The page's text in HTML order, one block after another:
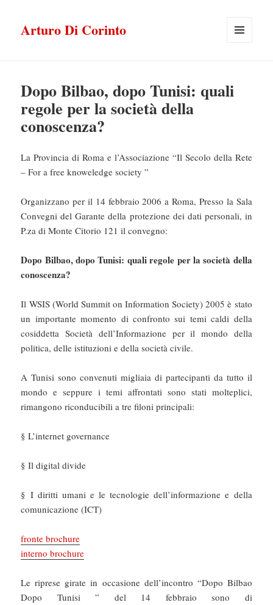
Arturo Di Corinto
Dopo Bilbao, dopo Tunisi: quali
regole per la società della
conoscenza?
La Provincia di Roma e l’Associazione “Il Secolo della Rete
– For a free knoweledge society ”
Organizzano per il 14 febbraio 2006 a Roma, Presso la Sala
Convegni del Garante della protezione dei dati personali, in
P.za di Monte Citorio 121 il convegno:
Dopo Bilbao, dopo Tunisi: quali regole per la società della
conoscenza?
Il WSIS (World Summit on Information Society) 2005 è stato
un importante momento di confronto sui temi caldi della
cosiddetta Società dell’Informazione per il mondo della
politica, delle istituzioni e della società civile.
A Tunisi sono convenuti migliaia di partecipanti da tutto il
mondo e seppure i temi affrontati sono stati molteplici,
rimangono riconducibili a tre filoni principali:
§ L’internet governance
§ Il digital divide
§ I diritti umani e le tecnologie dell’informazione e della
comunicazione (ICT)
fronte brochure
interno brochure
Le riprese girate in occasione dell’incontro “Dopo Bilbao
Dopo Tunisi ” del 14 febbraio sono di